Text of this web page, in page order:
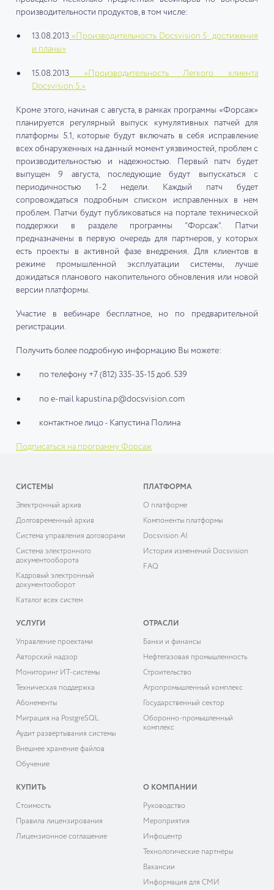
производительности продуктов, в том числе:
13.08.2013 «Производительность Docsvision 5: достижения
и планы»
15.08.2013 «Производительность Легкого клиента
Docsvision 5.»
Кроме этого, начиная с августа, в рамках программы «Форсаж»
планируется регулярный выпуск кумулятивных патчей для
платформы 5.1, которые будут включать в себя исправление
всех обнаруженных на данный момент уязвимостей, проблем с
производительностью и надежностью. Первый патч будет
выпущен 9 августа, последующие будут выпускаться с
периодичностью 1-2 недели. Каждый патч будет
сопровождаться подробным списком исправленных в нем
проблем. Патчи будут публиковаться на портале технической
поддержки в разделе программы “Форсаж”. Патчи
предназначены в первую очередь для партнеров, у которых
есть проекты в активной фазе внедрения. Для клиентов в
режиме промышленной эксплуатации системы, лучше
дожидаться планового накопительного обновления или новой
версии платформы.
Участие в вебинаре бесплатное, но по предварительной
регистрации.
Получить более подробную информацию Вы можете:
по телефону +7 (812) 335-35-15 доб. 539
по e-mail kapustina.p@docsvision.com
контактное лицо - Капустина Полина
Подписаться на программу Форсаж
СИСТЕМЫ
Электронный архив
Долговременный архив
Система управления договорами
Система электронного
документооборота
Кадровый электронный
документооборот
Каталог всех систем
ПЛАТФОРМА
О платформе
Компоненты платформы
Docsvision AI
История изменений Docsvision
FAQ
УСЛУГИ
Управление проектами
Авторский надзор
Мониторинг ИТ-системы
Техническая поддержка
Абонементы
Миграция на PostgreSQL
Аудит развёртывания системы
Внешнее хранение файлов
Обучение
ОТРАСЛИ
Банки и финансы
Нефтегазовая промышленность
Строительство
Агропромышленный комплекс
Государственный сектор
Оборонно-промышленный
комплекс
КУПИТЬ
Cтоимость
Правила лицензирования
Лицензионное соглашение
О КОМПАНИИ
Руководство
Мероприятия
Инфоцентр
Технологические партнёры
Вакансии
Информация для СМИ